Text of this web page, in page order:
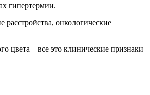
гипертермии.
онкологические
цвета – все это клинические признаки